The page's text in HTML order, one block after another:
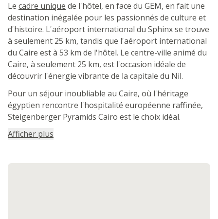
Le cadre unique de l'hôtel, en face du GEM, en fait une
destination inégalée pour les passionnés de culture et
d'histoire. L'aéroport international du Sphinx se trouve
à seulement 25 km, tandis que l'aéroport international
du Caire est à 53 km de l'hôtel. Le centre-ville animé du
Caire, à seulement 25 km, est l'occasion idéale de
découvrir l'énergie vibrante de la capitale du Nil.
Pour un séjour inoubliable au Caire, où l'héritage
égyptien rencontre l'hospitalité européenne raffinée,
Steigenberger Pyramids Cairo est le choix idéal.
Afficher plus